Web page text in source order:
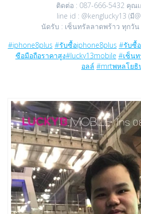
ติดต่อ : 087-666-5432 คุณเ
line id : @kenglucky13 (มี
นัดรับ : เซ็นทรัลลาดพร้าว ทุกวัน
#iphone8plus #รับซื้อiphone8plus #รับซื้
ซือมือถือราคาสูง#lucky13mobile #เซ็น
อลล์ #mrtพหลโยธิ